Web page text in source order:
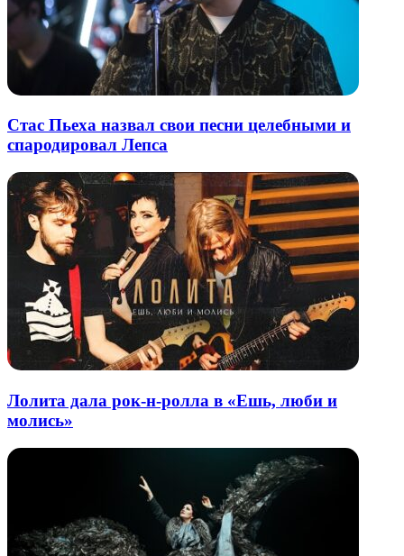
Стас Пьеха назвал свои песни целебными и
спародировал Лепса
Лолита дала рок-н-ролла в «Ешь, люби и
молись»